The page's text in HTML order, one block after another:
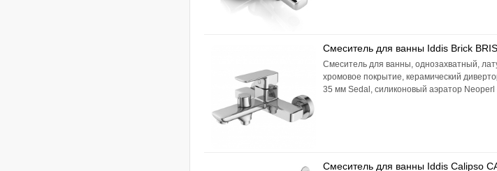
Смеситель для ванны Iddis Brick
Смеситель для ванны, однозахватный,
хромовое покрытие, керамический
35 мм Sedal, силиконовый аэратор Neoperl
Смеситель для ванны Iddis Calipso